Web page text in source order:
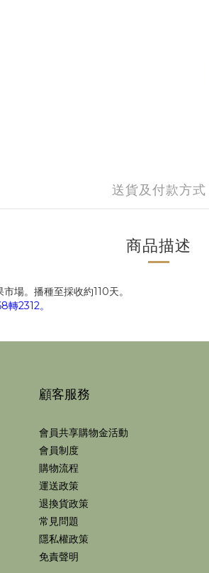
送貨及付款方式
商品描述
場。播種至採收約110天。
2312。
顧客服務
會員共享購物金活動
會員制度
購物流程
運送政策
退換貨政策
常見問題
隱私權政策
免責聲明